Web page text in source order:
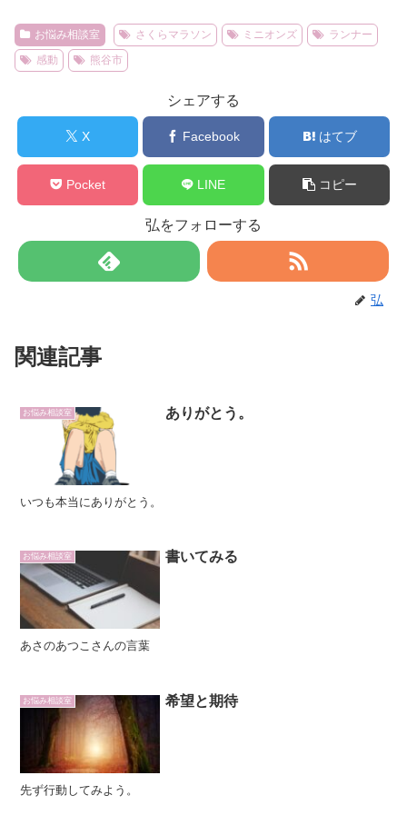
お悩み相談室 さくらマラソン ミニオンズ
ランナー
感動
熊谷市
シェアする
X Facebook はてブ
Pocket LINE コピー
弘をフォローする
弘
関連記事
お悩み相談室 ありがとう。
いつも本当にありがとう。
お悩み相談室 書いてみる
あさのあつこさんの言葉
お悩み相談室 希望と期待
先ず行動してみよう。